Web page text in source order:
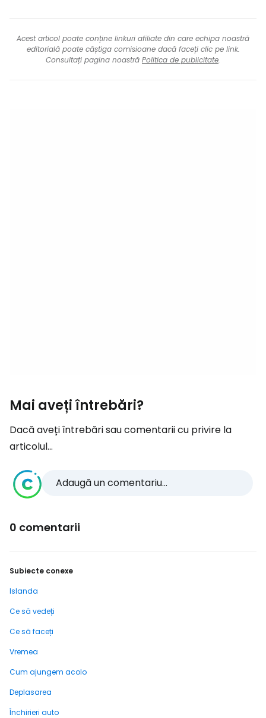
Acest articol poate conține linkuri afiliate din care echipa noastră
editorială poate câștiga comisioane dacă faceți clic pe link.
Consultați pagina noastră Politica de publicitate.
Mai aveți întrebări?
Dacă aveți întrebări sau comentarii cu privire la
articolul...
Adaugă un comentariu...
0 comentarii
Subiecte conexe
Islanda
Ce să vedeți
Ce să faceți
Vremea
Cum ajungem acolo
Deplasarea
Închirieri auto